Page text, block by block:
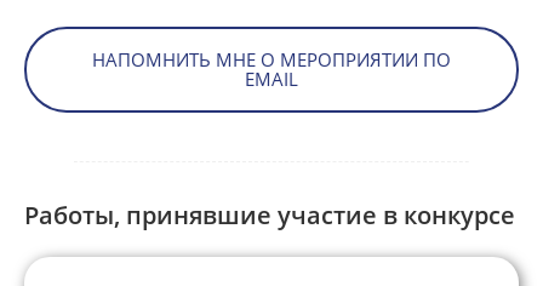
НАПОМНИТЬ МНЕ О МЕРОПРИЯТИИ ПО
EMAIL
Работы, принявшие участие в конкурсе